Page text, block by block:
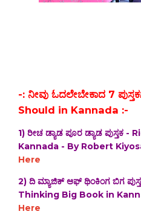
-: ನೀವು ಓದಲೇಬೇಕಾದ 7
Should in Kannada :-
1) ರೀಚ ಡ್ಯಾಡ ಪೂರ ಡ್ಯಾಡ ಪುಸ್ತಕ
Kannada - By Robert
Here
2) ದಿ‌ ಮ್ಯಾಜಿಕ್ ಆಫ್ ಥಿಂಕಿಂಗ ಬಿಗ
Thinking Big Book in
Here